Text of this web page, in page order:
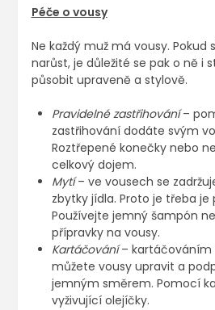
Péče o vousy
Ne každý muž má vousy. Pokud
narůst, je důležité se pak o ně i
působit upraveně a stylově.
Pravidelné zastřihování–
zastřihování dodáte svým
Roztřepené konečky nebo
celkový dojem.
Mytí– ve vousech se
zbytky jídla. Proto je třeba
Používejte jemný šampón
přípravky na vousy.
Kartáčování–
můžete vousy upravit a
jemným směrem. Pomocí
vyživující olejíčky.